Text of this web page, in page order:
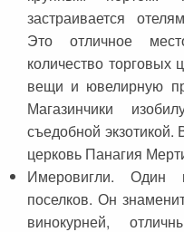
застраивается
Это отличное
количество торговых
вещи и ювелирную
Магазинчики
съедобной
церковь Панагия
Имеровигли. Один
поселков. Он
винокурней,